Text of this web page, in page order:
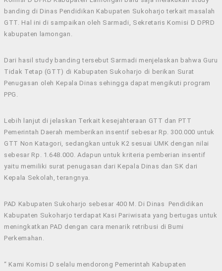
banding di Dinas Pendidikan Kabupaten Sukoharjo terkait masalah
GTT. Hal ini di sampaikan oleh Sarmadi, Sekretaris Komisi D DPRD
kabupaten lamongan.
Dari hasil study banding tersebut Sarmadi menjelaskan bahwa Guru
Tidak Tetap (GTT) di Kabupaten Sukoharjo di berikan Surat
Penugasan oleh Kepala Dinas sehingga dapat mengikuti program
PPG.
Lebih lanjut di jelaskan Terkait kesejahteraan GTT dan PTT
Pemerintah Daerah memberikan insentif sebesar Rp. 300.000 untuk
GTT Non Katagori, sedangkan untuk K2 sesuai UMK dengan nilai
sebesar Rp. 1.648.000. Adapun untuk kriteria pemberian insentif
yaitu memiliki surat penugasan dari Kepala Dinas dan SK dari
Kepala Sekolah, terangnya.
PAD Kabupaten Sukoharjo sebesar 400 M. Di Dinas Pendidikan
Kabupaten Sukoharjo terdapat Kasi Pariwisata yang bertugas untuk
meningkatkan PAD dengan cara menarik retribusi di Bumi
Perkemahan.
“ Kami Komisi D selalu mendorong Pemerintah Kabupaten